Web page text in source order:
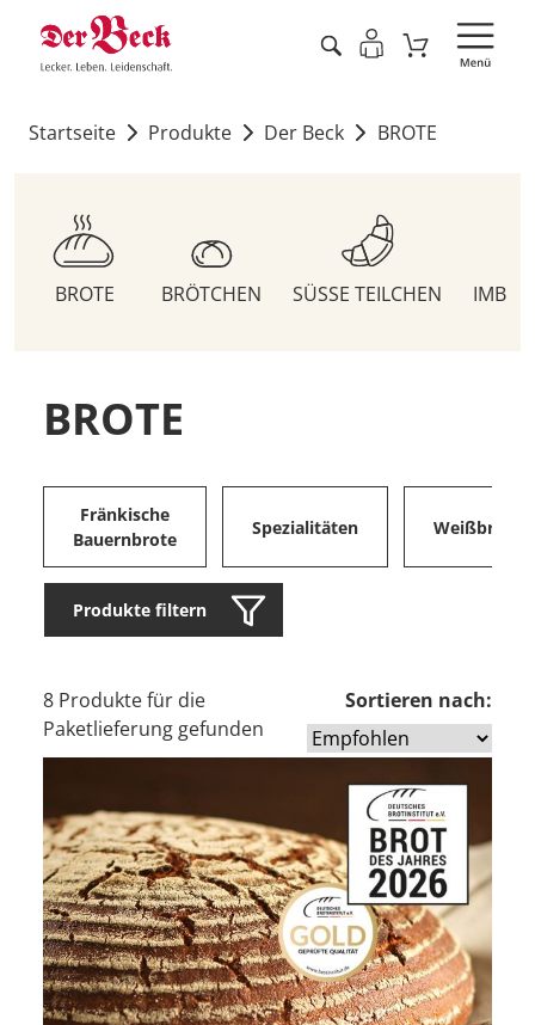
Startseite Produkte Der Beck BROTE
BROTE BRÖTCHEN SÜSSE TEILCHEN
BROTE
Fränkische
Bauernbrote
Spezialitäten Weißbrote
Produkte filtern
8 Produkte für die
Paketlieferung gefunden
Sortieren nach: